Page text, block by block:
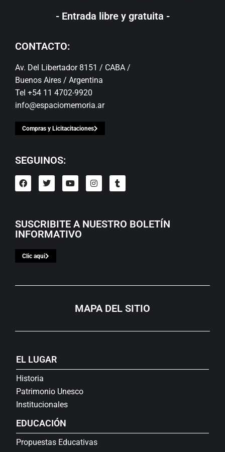
- Entrada libre y gratuita -
CONTACTO:
Av. Del Libertador 8151 / CABA /
Buenos Aires / Argentina
Tel +54 11 4702-9920
info@espaciomemoria.ar
Compras y Licitacitaciones
SEGUINOS:
SUSCRIBITE A NUESTRO BOLETÍN
INFORMATIVO
Clic aqui
MAPA DEL SITIO
EL LUGAR
Historia
Patrimonio Unesco
Institucionales
EDUCACIÓN
Propuestas Educativas